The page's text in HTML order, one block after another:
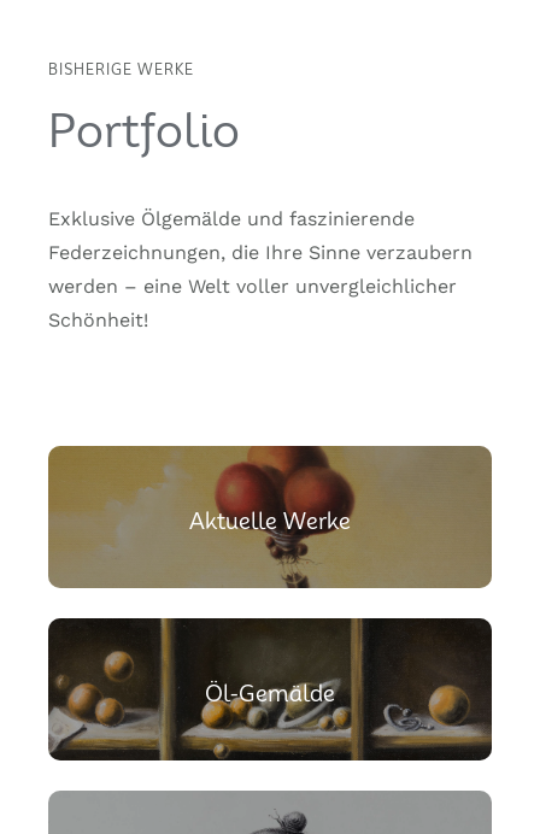
BISHERIGE WERKE
Portfolio
Exklusive Ölgemälde und faszinierende
Federzeichnungen, die Ihre Sinne verzaubern
werden – eine Welt voller unvergleichlicher
Schönheit!
Aktuelle Werke
Öl-Gemälde